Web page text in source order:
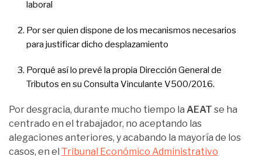
laboral
Por ser quien dispone de los mecanismos necesarios
para justificar dicho desplazamiento
Porqué así lo prevé la propia Dirección General de
Tributos en su Consulta Vinculante V500/2016.
Por desgracia, durante mucho tiempo la AEAT se ha
centrado en el trabajador, no aceptando las
alegaciones anteriores, y acabando la mayoría de los
casos, en el Tribunal Económico Administrativo